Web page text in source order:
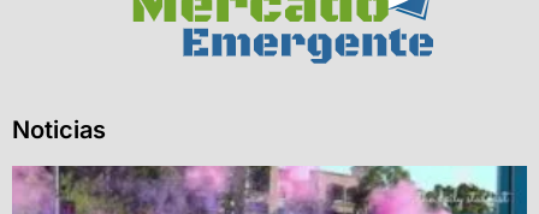
Noticias